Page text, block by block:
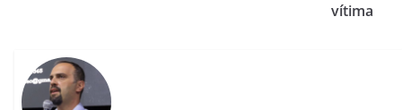
vítima